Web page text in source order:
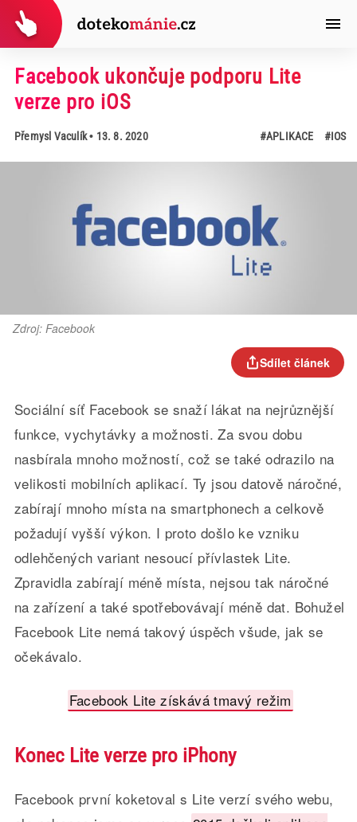
Facebook ukončuje podporu Lite
verze pro iOS
Přemysl Vaculík• 13. 8. 2020 #APLIKACE #IOS
Zdroj: Facebook
Sdílet článek
Sociální síť Facebook se snaží lákat na nejrůznější
funkce, vychytávky a možnosti. Za svou dobu
nasbírala mnoho možností, což se také odrazilo na
velikosti mobilních aplikací. Ty jsou datově náročné,
zabírají mnoho místa na smartphonech a celkově
požadují vyšší výkon. I proto došlo ke vzniku
odlehčených variant nesoucí přívlastek Lite.
Zpravidla zabírají méně místa, nejsou tak náročné
na zařízení a také spotřebovávají méně dat. Bohužel
Facebook Lite nemá takový úspěch všude, jak se
očekávalo.
Facebook Lite získává tmavý režim
Konec Lite verze pro iPhony
Facebook první koketoval s Lite verzí svého webu,